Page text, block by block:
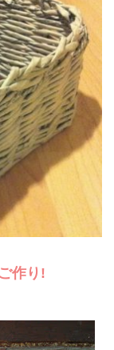
作り!